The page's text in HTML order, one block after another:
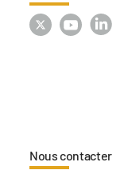
Nous contacter